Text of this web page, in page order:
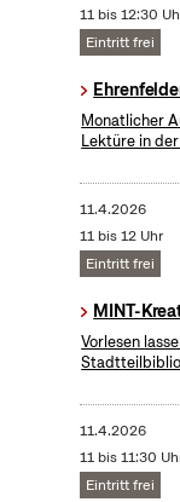
11 bis 12:30
Eintritt frei
Monatlicher
Lektüre in
11.4.2026
11 bis 12 Uhr
Eintritt frei
MINT-
Vorlesen
11.4.2026
11 bis 11:30
Eintritt frei